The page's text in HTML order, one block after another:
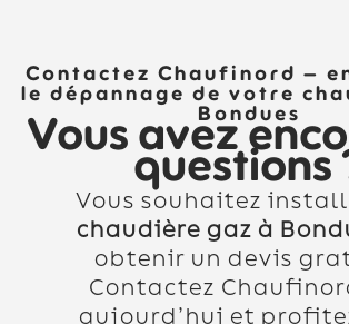
Contactez Chaufinord –
le dépannage de votre
Bondues
Vous avez
questions
Vous souhaitez
chaudière gaz à
obtenir un devis
Contactez
aujourd’hui et